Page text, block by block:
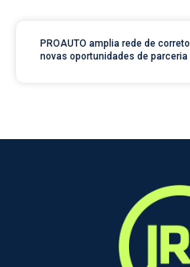
PROAUTO amplia rede de
novas oportunidades de parceria